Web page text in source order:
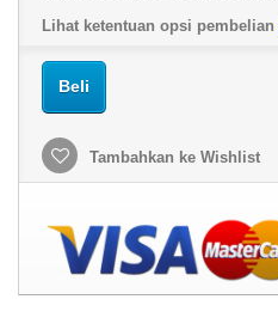
Lihat ketentuan opsi pembelian
Beli
Tambahkan ke Wishlist